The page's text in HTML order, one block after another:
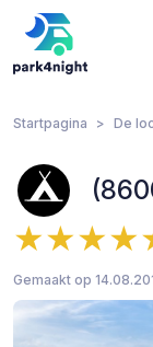
Startpagina De
Gemaakt op